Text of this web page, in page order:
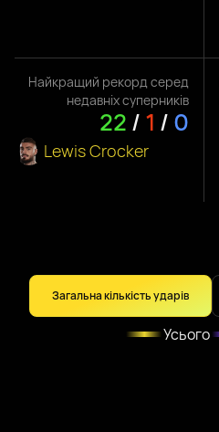
Найкращий рекорд серед
недавніх суперників
22 / 1 / 0
Lewis Crocker
Загальна кількість ударів
Усього